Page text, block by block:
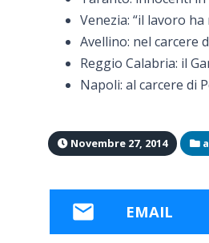
Venezia: “il lavoro
Avellino: nel carcere
Reggio Calabria: il
Napoli: al carcere di
Novembre 27, 2014
EMAIL